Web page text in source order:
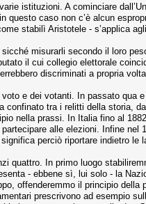
istituzioni. A cominciare
caso non c’è alcun
stabilì Aristotele - s’applica
misurarli secondo il loro
il cui collegio elettorale
discriminati a propria volta.
e dei votanti. In passato qua
tra i relitti della storia,
nella prassi. In Italia fino al
alle elezioni. Infine nel
perciò riportare indietro le
quattro. In primo luogo
- ebbene sì, lui solo - la
offenderemmo il principio della
prescrivono ad esempio